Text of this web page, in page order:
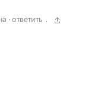
· ответить .